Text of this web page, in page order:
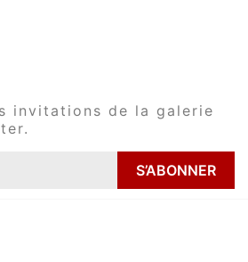
invitations de la galerie